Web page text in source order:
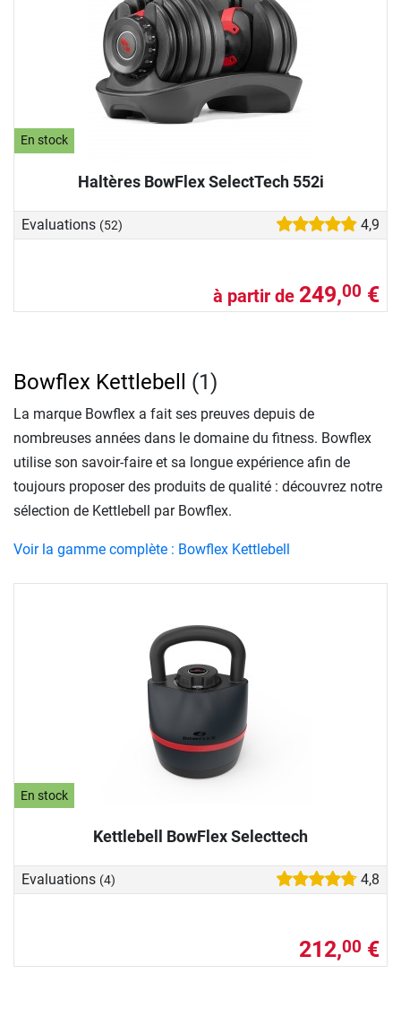
En stock
Haltères BowFlex SelectTech 552i
Evaluations (52) 4,9
à partir de 249,00 €
En stock
Kettlebell BowFlex Selecttech
Evaluations (4) 4,8
212,00 €
Bowflex Kettlebell (1)
La marque Bowflex a fait ses preuves depuis de
nombreuses années dans le domaine du fitness. Bowflex
utilise son savoir-faire et sa longue expérience afin de
toujours proposer des produits de qualité : découvrez notre
sélection de Kettlebell par Bowflex.
Voir la gamme complète : Bowflex Kettlebell